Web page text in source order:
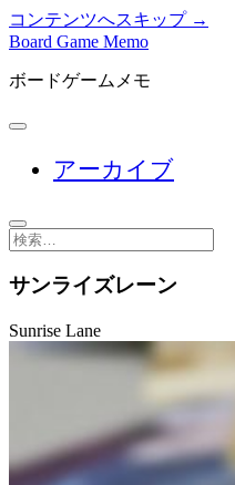
コンテンツへスキップ →
Board Game Memo
ボードゲームメモ
メ
開
く
アーカイブ
検
サンライズレーン
Sunrise Lane